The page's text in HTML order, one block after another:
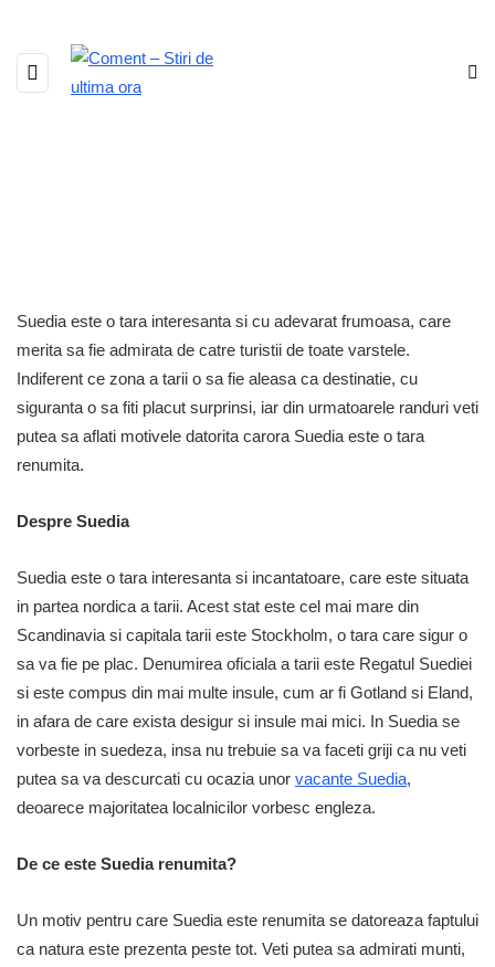
Suedia este o tara interesanta si cu adevarat frumoasa, care
merita sa fie admirata de catre turistii de toate varstele.
Indiferent ce zona a tarii o sa fie aleasa ca destinatie, cu
siguranta o sa fiti placut surprinsi, iar din urmatoarele randuri veti
putea sa aflati motivele datorita carora Suedia este o tara
renumita.
Despre Suedia
Suedia este o tara interesanta si incantatoare, care este situata
in partea nordica a tarii. Acest stat este cel mai mare din
Scandinavia si capitala tarii este Stockholm, o tara care sigur o
sa va fie pe plac. Denumirea oficiala a tarii este Regatul Suediei
si este compus din mai multe insule, cum ar fi Gotland si Eland,
in afara de care exista desigur si insule mai mici. In Suedia se
vorbeste in suedeza, insa nu trebuie sa va faceti griji ca nu veti
putea sa va descurcati cu ocazia unor vacante Suedia,
deoarece majoritatea localnicilor vorbesc engleza.
De ce este Suedia renumita?
Un motiv pentru care Suedia este renumita se datoreaza faptului
ca natura este prezenta peste tot. Veti putea sa admirati munti,